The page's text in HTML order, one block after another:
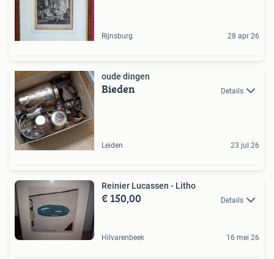
Rijnsburg 28 apr 26
oude dingen
Bieden Details
Leiden 23 jul 26
Reinier Lucassen - Litho
€ 150,00 Details
Hilvarenbeek 16 mei 26